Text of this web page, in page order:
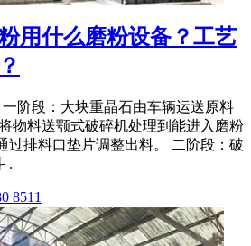
用什么磨粉设备？工艺
一阶段：大块重晶石由车辆运送原料
物料送颚式破碎机处理到能进入磨粉
过排料口垫片调整出料。 二阶段：破
.
8511